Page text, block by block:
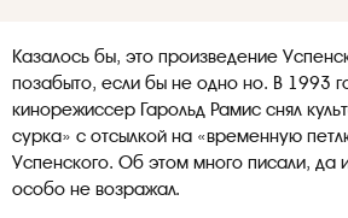
Казалось бы, это произведение
позабыто, если бы не одно но. В 1993
кинорежиссер Гарольд Рамис снял
сурка» с отсылкой на «временную
Успенского. Об этом много писали, да
особо не возражал.